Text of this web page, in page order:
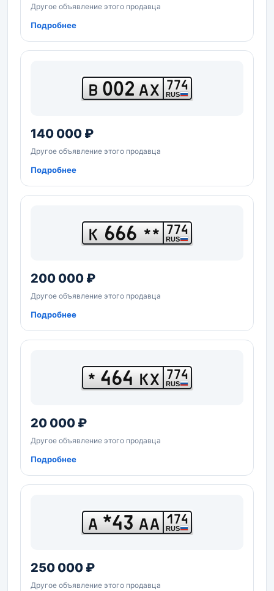
Другое объявление этого продавца
Подробнее
В 002 АХ 774
RUS
140 000 ₽
Другое объявление этого продавца
Подробнее
К 666 ** 774
RUS
200 000 ₽
Другое объявление этого продавца
Подробнее
* 464 КХ 774
RUS
20 000 ₽
Другое объявление этого продавца
Подробнее
А *43 АА 174
RUS
250 000 ₽
Другое объявление этого продавца